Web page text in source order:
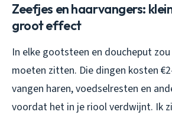
Zeefjes en haarvangers:
groot effect
In elke gootsteen en doucheput
moeten zitten. Die dingen kosten
vangen haren, voedselresten en
voordat het in je riool verdwijnt. Ik